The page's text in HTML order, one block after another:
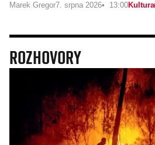
Marek Gregor7. srpna 2026 13:00Kultura
ROZHOVORY